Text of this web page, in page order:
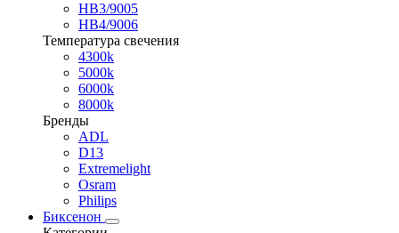
HB3/9005
HB4/9006
Температура свечения
4300k
5000k
6000k
8000k
Бренды
ADL
D13
Extremelight
Osram
Philips
Биксенон